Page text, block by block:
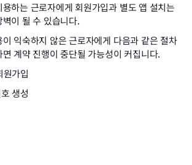
하는 근로자에게 회원가입과 별도 앱 설치는
이 될 수 있습니다.
익숙하지 않은 근로자에게 다음과 같은 절차
계약 진행이 중단될 가능성이 커집니다.
원가입
생성